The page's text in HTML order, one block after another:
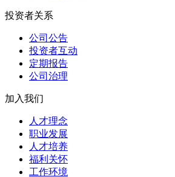
投资者关系
公司公告
投资者互动
定期报告
公司治理
加入我们
人才理念
职业发展
人才培养
福利关怀
工作环境